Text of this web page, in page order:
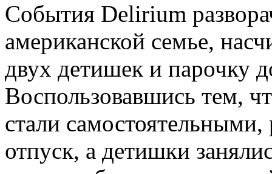
События Delirium
американской семье,
двух детишек и парочку
Воспользовавшись тем,
стали
отпуск, а детишки